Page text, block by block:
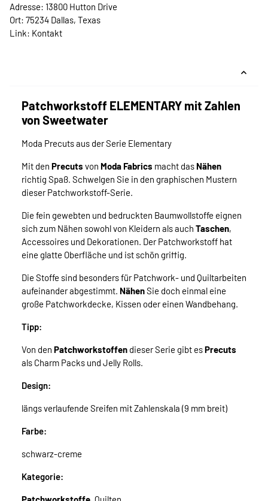
Adresse: 13800 Hutton Drive
Ort: 75234 Dallas, Texas
Link: Kontakt
Patchworkstoff ELEMENTARY mit Zahlen
von Sweetwater
Moda Precuts aus der Serie Elementary
Mit den Precuts von Moda Fabrics macht das Nähen
richtig Spaß. Schwelgen Sie in den graphischen Mustern
dieser Patchworkstoff-Serie.
Die fein gewebten und bedruckten Baumwollstoffe eignen
sich zum Nähen sowohl von Kleidern als auch Taschen,
Accessoires und Dekorationen. Der Patchworkstoff hat
eine glatte Oberfläche und ist schön griffig.
Die Stoffe sind besonders für Patchwork- und Quiltarbeiten
aufeinander abgestimmt. NähenSie doch einmal eine
große Patchworkdecke, Kissen oder einen Wandbehang.
Tipp:
Von den Patchworkstoffen dieser Serie gibt esPrecuts
als Charm Packs und Jelly Rolls.
Design:
längs verlaufende Sreifen mit Zahlenskala (9 mm breit)
Farbe:
schwarz-creme
Kategorie: